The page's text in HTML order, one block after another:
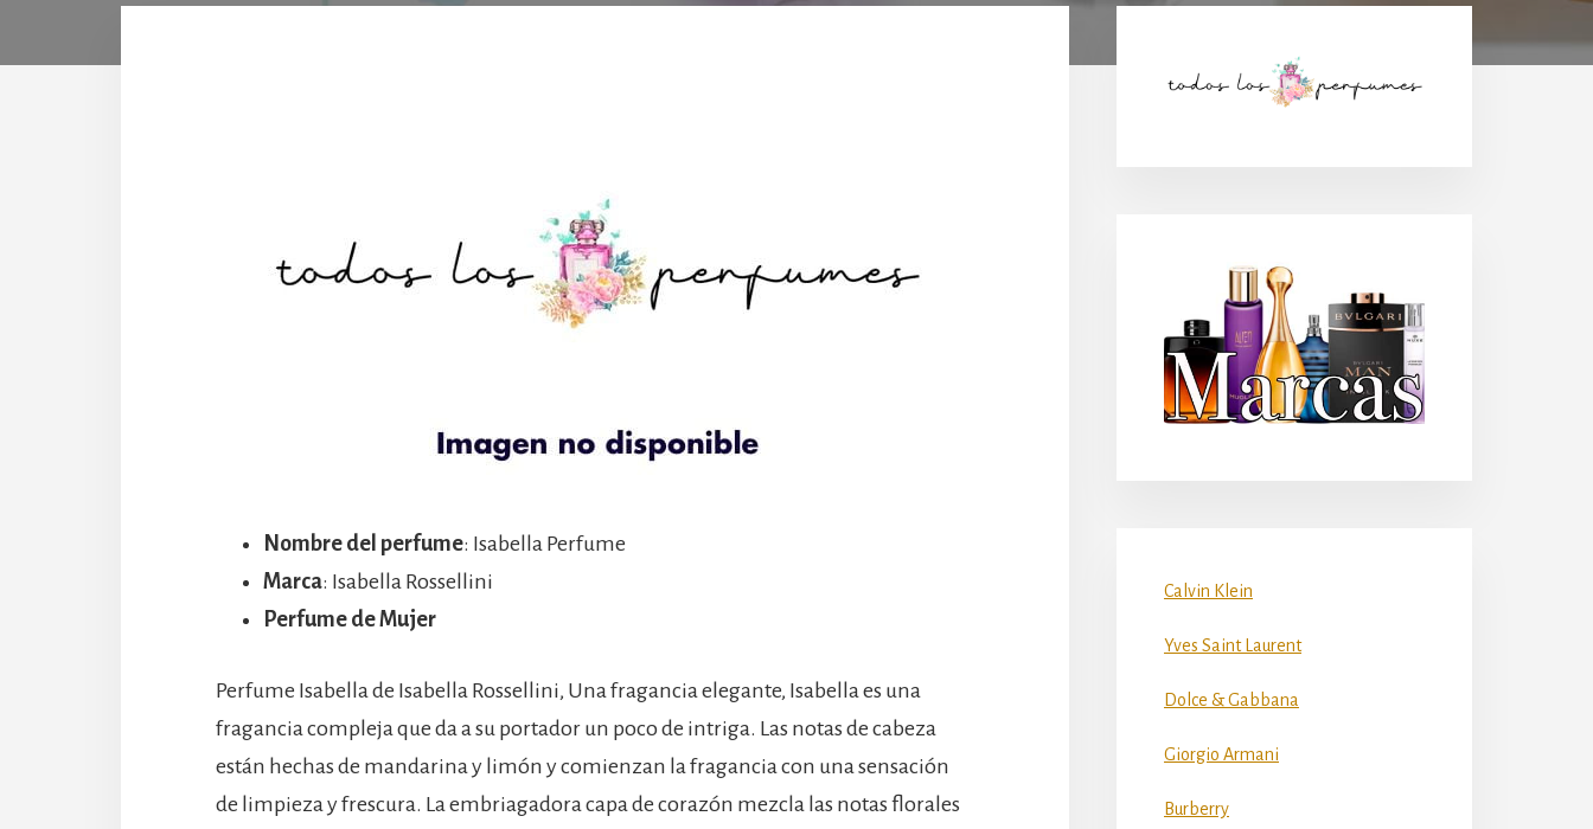
Nombre del perfume: Isabella Perfume
Marca: Isabella Rossellini
Perfume de Mujer
Perfume Isabella de Isabella Rossellini, Una fragancia elegante, Isabella es una
fragancia compleja que da a su portador un poco de intriga. Las notas de cabeza
están hechas de mandarina y limón y comienzan la fragancia con una sensación
de limpieza y frescura. La embriagadora capa de corazón mezcla las notas florales
lateral
Calvin Klein
Yves Saint Laurent
Dolce & Gabbana
Giorgio Armani
Burberry